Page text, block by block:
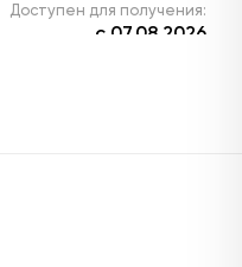
Доступен для получения:
с 07.08.2026